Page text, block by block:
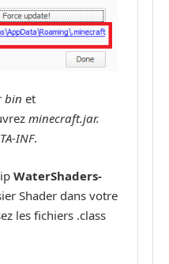
bin et
minecraft.jar.
INF.
WaterShaders-
Shader dans votre
les fichiers .class